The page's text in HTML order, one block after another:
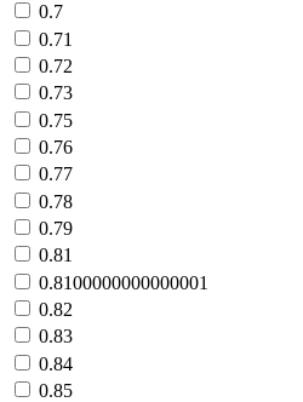
0.7
0.71
0.72
0.73
0.75
0.76
0.77
0.78
0.79
0.81
0.8100000000000001
0.82
0.83
0.84
0.85